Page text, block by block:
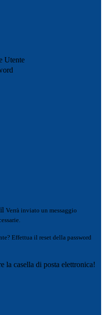
Utente
Verrà inviato un messaggio
Effettua il reset della password
la casella di posta elettronica!